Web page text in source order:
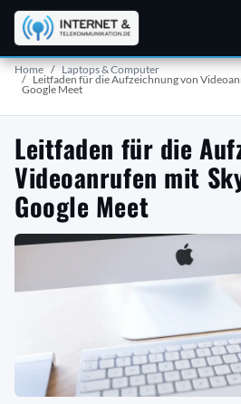
Home Laptops & Computer
Leitfaden für die Aufzeichnung von
Google Meet
Leitfaden für die
Videoanrufen mit
Google Meet